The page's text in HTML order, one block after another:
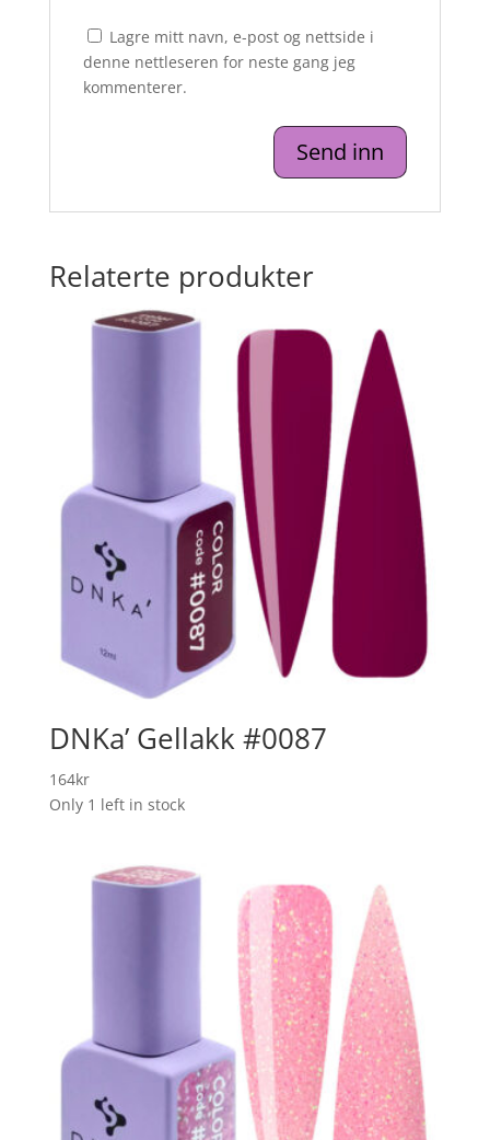
Lagre mitt navn, e-post og nettside i
denne nettleseren for neste gang jeg
kommenterer.
Relaterte produkter
DNKa’ Gellakk #0087
164kr
Only 1 left in stock